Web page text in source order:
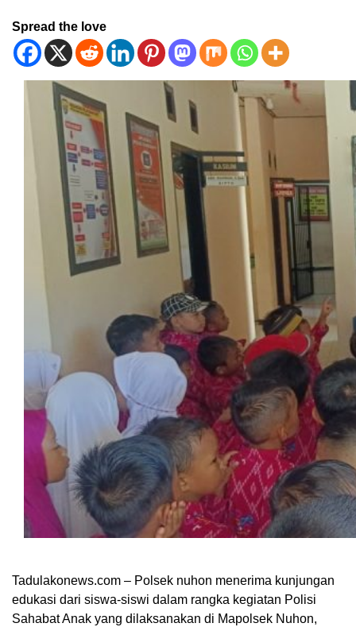
Spread the love
Tadulakonews.com – Polsek nuhon menerima kunjungan
edukasi dari siswa-siswi dalam rangka kegiatan Polisi
Sahabat Anak yang dilaksanakan di Mapolsek Nuhon,